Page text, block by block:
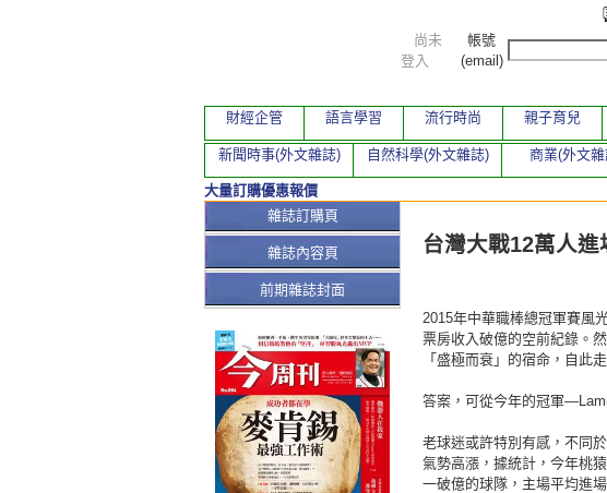
本期文章
台灣大戰12萬人進
2015年中華職棒總冠軍賽風
票房收入破億的空前紀錄。
「盛極而衰」的宿命，自此
答案，可從今年的冠軍
老球迷或許特別有感，不同
氣勢高漲，據統計，今年桃
一破億的球隊，主場平均進
雜誌訂購頁
雜誌內容頁
前期雜誌封面
尚未
登入
帳號
(email)
財經企管
語言學習 流行時尚 親子育兒
新聞時事(外文雜誌) 自然科學(外文雜誌) 商業(外文雜
大量訂購優惠報價